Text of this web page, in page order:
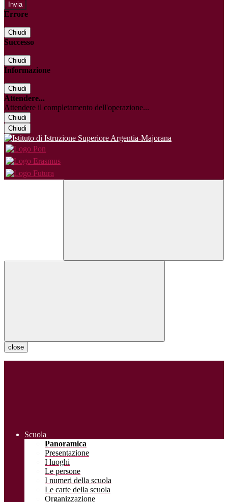
Errore
Chiudi
Successo
Chiudi
Informazione
Chiudi
Attendere...
Attendere il completamento dell'operazione...
Chiudi
Chiudi
close
Scuola
Panoramica
Presentazione
I luoghi
Le persone
I numeri della scuola
Le carte della scuola
Organizzazione